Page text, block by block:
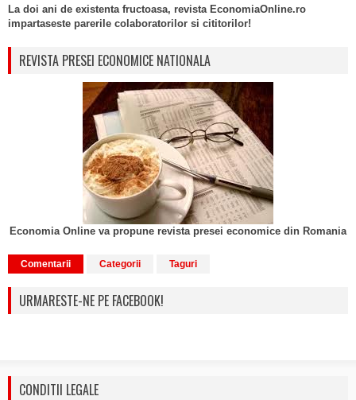
La doi ani de existenta fructoasa, revista EconomiaOnline.ro
impartaseste parerile colaboratorilor si cititorilor!
REVISTA PRESEI ECONOMICE NATIONALA
Economia Online va propune revista presei economice din Romania
Comentarii Categorii Taguri
URMARESTE-NE PE FACEBOOK!
CONDITII LEGALE